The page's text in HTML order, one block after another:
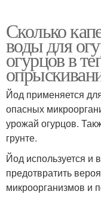
Сколько
воды для
огурцов в
Йод применяется
опасных
урожай огурцов.
грунте.
Йод используется и
предотвратить
микроорганизмов и